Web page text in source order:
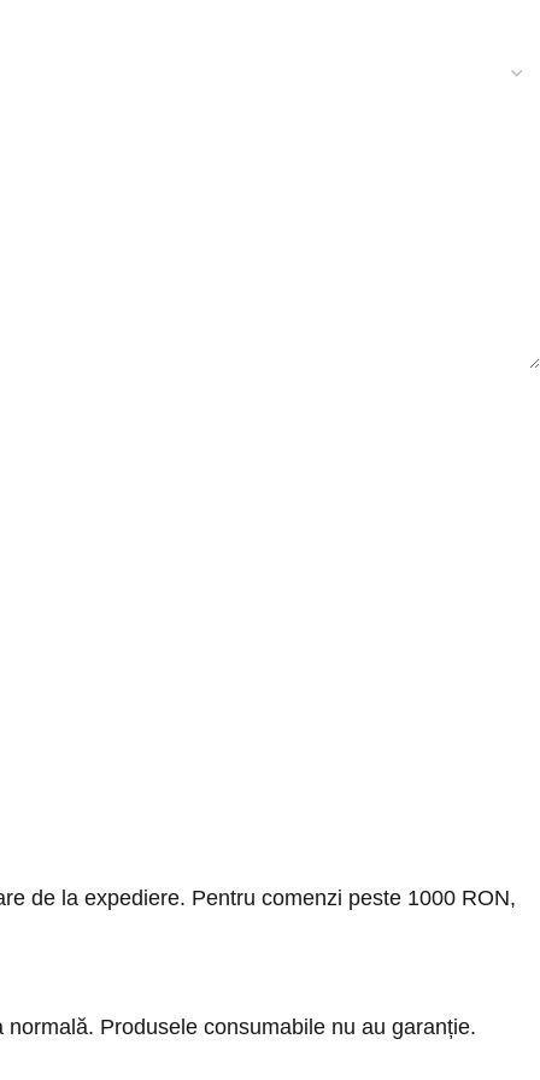
de la expediere. Pentru comenzi peste 1000 RON,
Produsele consumabile nu au garanție.